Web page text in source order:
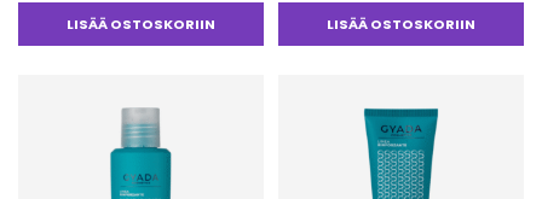
LISÄÄ OSTOSKORIIN LISÄÄ OSTOSKORIIN